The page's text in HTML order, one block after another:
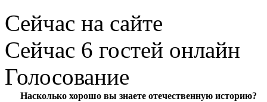
Сейчас на сайте
Сейчас 6 гостей онлайн
Голосование
Насколько хорошо вы знаете отечественную историю?